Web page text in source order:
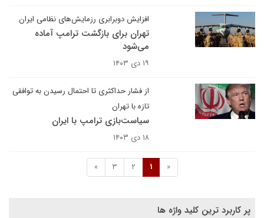
افزایش دوبرابری رزمایش‌های نظامی ایران
تهران برای بازگشت ترامپ آماده
می‌شود
۱۹ دی ۱۴۰۳
از فشار حداکثری تا احتمال رسیدن به توافقی
تازه با تهران
سیاست‌بازی ترامپ با ایران
۱۸ دی ۱۴۰۳
«
1
2
3
»
پر کاربرد ترین کلید واژه ها